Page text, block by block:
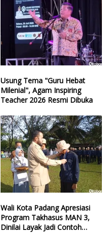
Usung Tema "Guru Hebat
Milenial", Agam Inspiring
Teacher 2026 Resmi Dibuka
Wali Kota Padang Apresiasi
Program Takhasus MAN 3,
Dinilai Layak Jadi Contoh